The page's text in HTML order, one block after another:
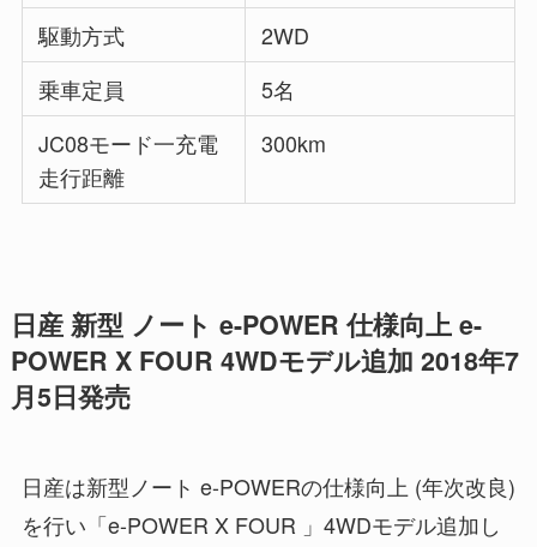
駆動方式
2WD
乗車定員
5名
JC08モード一充電
走行距離
300km
日産 新型 ノート e-POWER 仕様向上 e-
POWER X FOUR 4WDモデル追加 2018年7
月5日発売
日産は新型ノート e-POWERの仕様向上 (年次改良)
を行い「e-POWER X FOUR 」4WDモデル追加し